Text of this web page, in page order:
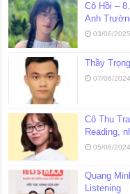
Cô Hồi –
Anh
03/06/2025
Thầy
07/06/2024
Cô Thu
Reading,
05/06/2024
Quang
Listening